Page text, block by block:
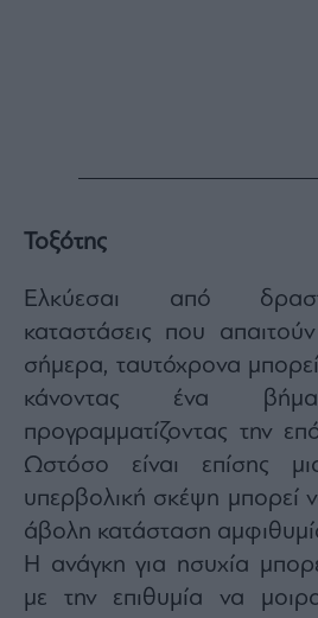
Τοξότης
Ελκύεσαι από
καταστάσεις που
σήμερα, ταυτόχρονα
κάνοντας ένα
προγραμματίζοντας την
Ωστόσο είναι επίσης
υπερβολική σκέψη μπορεί
άβολη κατάσταση
Η ανάγκη για ησυχία
με την επιθυμία να